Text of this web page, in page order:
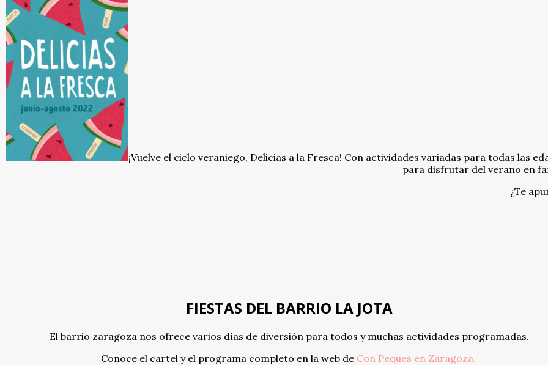
¡Vuelve el ciclo veraniego, Delicias a la Fresca! Con actividades variadas para todas las
para disfrutar del verano en
¿Te
FIESTAS DEL BARRIO LA JOTA
El barrio zaragoza nos ofrece varios días de diversión para todos y muchas actividades programadas.
Conoce el cartel y el programa completo en la web de Con Peques en Zaragoza.